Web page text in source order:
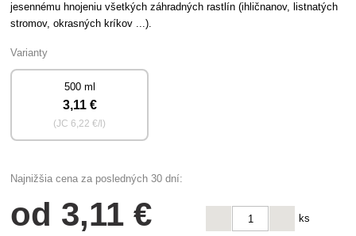
jesennému hnojeniu všetkých záhradných rastlín (ihličnanov, listnatých
stromov, okrasných kríkov ...).
Varianty
500 ml
3,11 €
(JC6,22 €/l)
Najnižšia cena za posledných 30 dní:
od 3,11 € ks